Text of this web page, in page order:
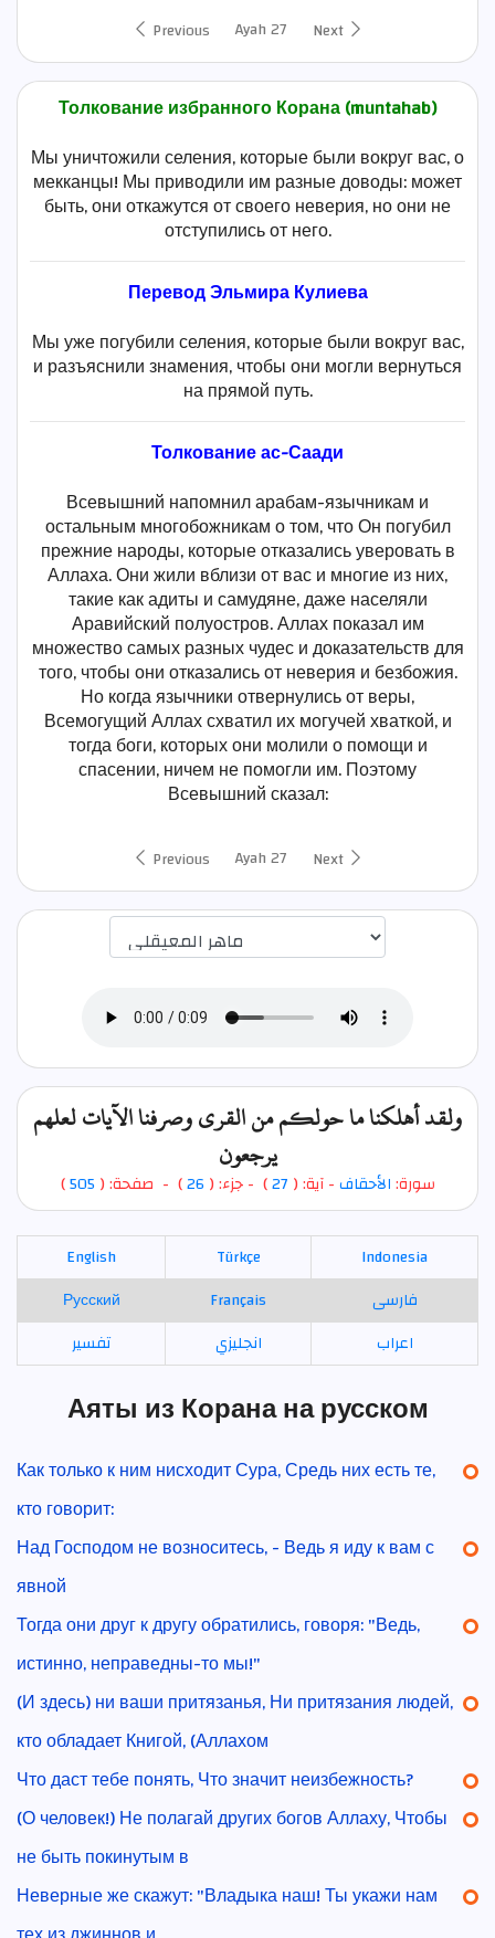
Previous
Ayah 27 Next
Толкование избранного Корана (muntahab)
Мы уничтожили селения, которые были вокруг вас, о
мекканцы! Мы приводили им разные доводы: может
быть, они откажутся от своего неверия, но они не
отступились от него.
Перевод Эльмира Кулиева
Мы уже погубили селения, которые были вокруг вас,
и разъяснили знамения, чтобы они могли вернуться
на прямой путь.
Толкование ас-Саади
Всевышний напомнил арабам-язычникам и
остальным многобожникам о том, что Он погубил
прежние народы, которые отказались уверовать в
Аллаха. Они жили вблизи от вас и многие из них,
такие как адиты и самудяне, даже населяли
Аравийский полуостров. Аллах показал им
множество самых разных чудес и доказательств для
того, чтобы они отказались от неверия и безбожия.
Но когда язычники отвернулись от веры,
Всемогущий Аллах схватил их могучей хваткой, и
тогда боги, которых они молили о помощи и
спасении, ничем не помогли им. Поэтому
Всевышний сказал:
Previous Ayah 27 Next
اختيار قارئ الآية
ولقد أهلكنا ما حولكم من القرى وصرفنا الآيات لعلهم
يرجعون
سورة:الأحقاف- آية: ( 27
) - جزء: (26) - صفحة: ( 505
)
English Türkçe
Indonesia
Русский
Français
فارسی
تفسير
انجليزي اعراب
Аяты из Корана на русском
Как только к ним нисходит Сура, Средь них есть те,
кто говорит:
Над Господом не возноситесь, - Ведь я иду к вам с
явной
Тогда они друг к другу обратились, говоря: "Ведь,
истинно, неправедны-то мы!"
(И здесь) ни ваши притязанья, Ни притязания людей,
кто обладает Книгой, (Аллахом
Что даст тебе понять, Что значит неизбежность?
(О человек!) Не полагай других богов Аллаху, Чтобы
не быть покинутым в
Неверные же скажут: "Владыка наш! Ты укажи нам